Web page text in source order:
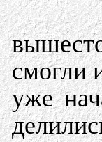
смогли
уже